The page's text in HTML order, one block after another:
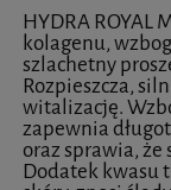
HYDRA ROYAL
kolagenu,
szlachetny
Rozpieszcza,
witalizację.
zapewnia
oraz sprawia,
Dodatek kwasu